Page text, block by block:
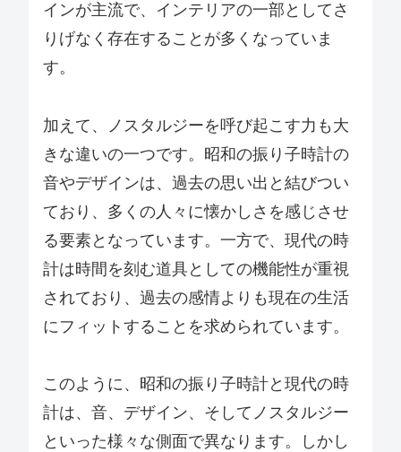
インが主流で、インテリアの一部としてさ
りげなく存在することが多くなっていま
す。
加えて、ノスタルジーを呼び起こす力も大
きな違いの一つです。昭和の振り子時計の
音やデザインは、過去の思い出と結びつい
ており、多くの人々に懐かしさを感じさせ
る要素となっています。一方で、現代の時
計は時間を刻む道具としての機能性が重視
されており、過去の感情よりも現在の生活
にフィットすることを求められています。
このように、昭和の振り子時計と現代の時
計は、音、デザイン、そしてノスタルジー
といった様々な側面で異なります。しかし